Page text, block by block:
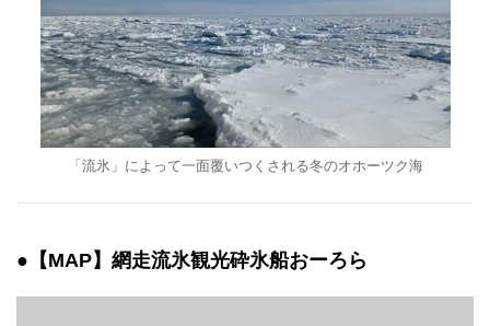
「流氷」によって一面覆いつくされる冬のオホーツク海
●【MAP】網走流氷観光砕氷船おーろら